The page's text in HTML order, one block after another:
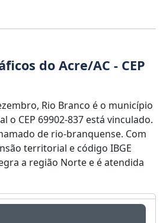
do Acre/AC - CEP
Rio Branco é o município
o CEP 69902-837 está vinculado.
de rio-branquense. Com
territorial e código IBGE
a região Norte e é atendida